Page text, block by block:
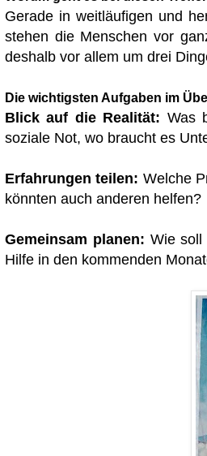
Gerade in weitläufigen und
stehen die Menschen vor
deshalb vor allem um drei
Die wichtigsten Aufgaben im
Blick auf die Realität: Was
soziale Not, wo braucht es
Erfahrungen teilen: Welche
könnten auch anderen helfen?
Gemeinsam planen: Wie soll
Hilfe in den kommenden